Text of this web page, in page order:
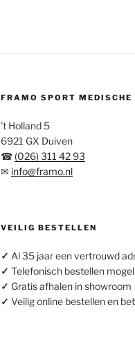
FRAMO SPORT MEDISCHE
’t Holland 5
6921 GX Duiven
☎ (026) 311 42 93
✉ info@framo.nl
VEILIG BESTELLEN
✓ Al 35 jaar een vertrouwd
✓ Telefonisch bestellen
✓ Gratis afhalen in showroom
✓ Veilig online bestellen en